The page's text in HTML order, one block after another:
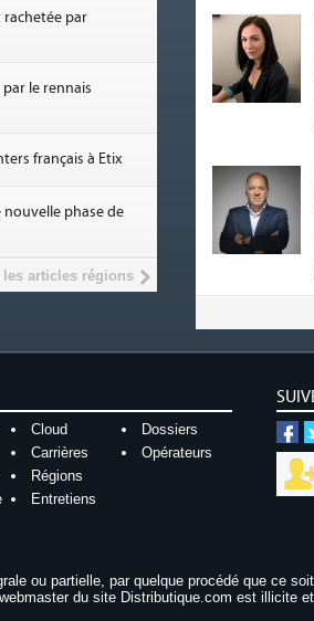
rachetée par
le rennais
français à Etix
nouvelle phase de
les articles régions
Cloud
Dossiers
Carrières
Opérateurs
Régions
Entretiens
ou partielle, par quelque procédé que ce
du site Distributique.com est illicite